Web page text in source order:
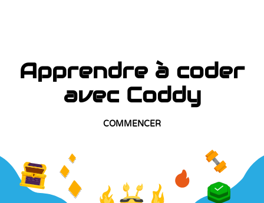
Apprendre à coder
avec Coddy
COMMENCER